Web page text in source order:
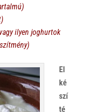
ilyen joghurtok
El
ké
szí
té